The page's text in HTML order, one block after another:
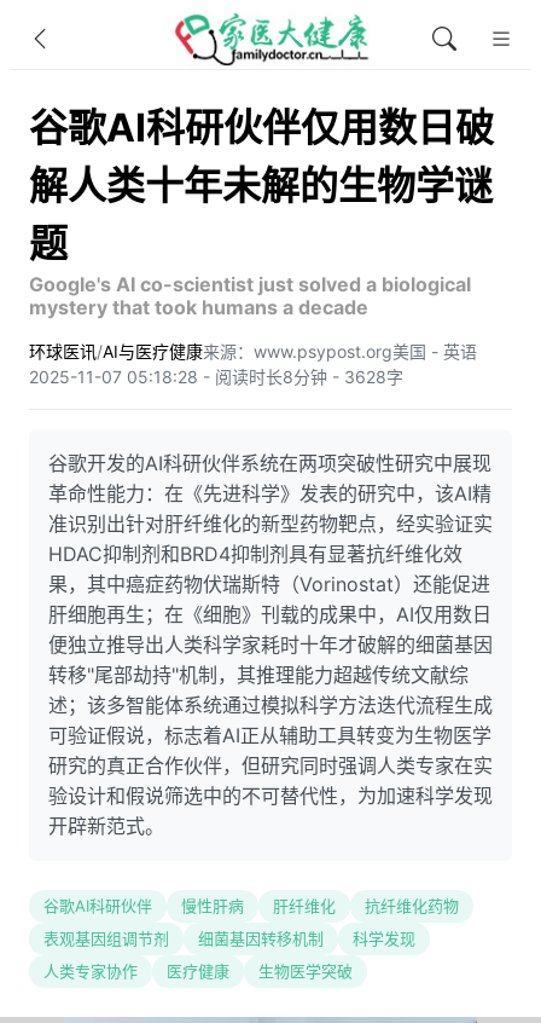
谷歌AI科研伙伴仅用数日破
解人类十年未解的生物学谜
题
Google's AI co-scientist just solved a biological
mystery that took humans a decade
环球医讯/AI与医疗健康来源：www.psypost.org美国 - 英语
2025-11-07 05:18:28 - 阅读时长8分钟 - 3628字
谷歌开发的AI科研伙伴系统在两项突破性研究中展现
革命性能力：在《先进科学》发表的研究中，该AI精
准识别出针对肝纤维化的新型药物靶点，经实验证实
HDAC抑制剂和BRD4抑制剂具有显著抗纤维化效
果，其中癌症药物伏瑞斯特（Vorinostat）还能促进
肝细胞再生；在《细胞》刊载的成果中，AI仅用数日
便独立推导出人类科学家耗时十年才破解的细菌基因
转移"尾部劫持"机制，其推理能力超越传统文献综
述；该多智能体系统通过模拟科学方法迭代流程生成
可验证假说，标志着AI正从辅助工具转变为生物医学
研究的真正合作伙伴，但研究同时强调人类专家在实
验设计和假说筛选中的不可替代性，为加速科学发现
开辟新范式。
谷歌AI科研伙伴 慢性肝病 肝纤维化
抗纤维化药物
表观基因组调节剂
细菌基因转移机制
科学发现
人类专家协作
医疗健康 生物医学突破